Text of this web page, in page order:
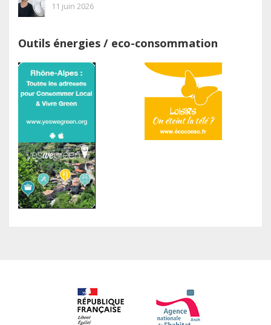
11 juin 2026
Outils énergies / eco-consommation